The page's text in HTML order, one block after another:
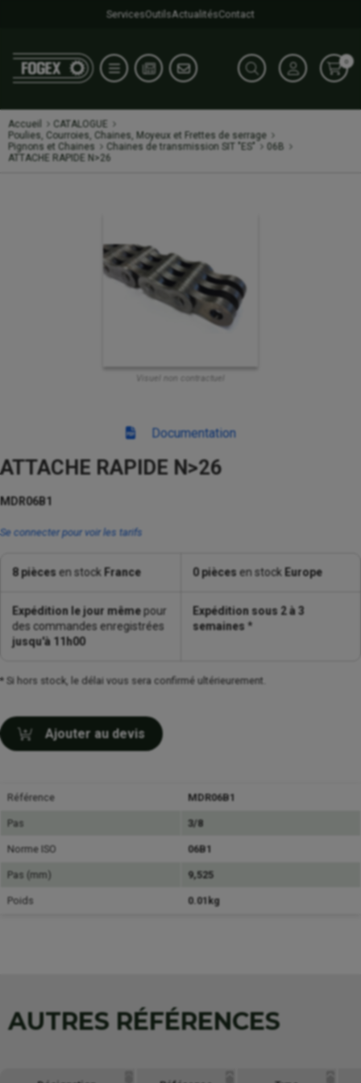
ServicesOutilsActualitésContact
0
Accueil
CATALOGUE
Poulies, Courroies, Chaines, Moyeux et Frettes de serrage
Pignons et Chaines
Chaines de transmission SIT "ES"
06B
ATTACHE RAPIDE N>26
Visuel non contractuel
Documentation
ATTACHE RAPIDE N>26
MDR06B1
Se connecter pour voir les tarifs
8 piècesen stock France 0 piècesen stock Europe
Expédition le jour mêmepour
des commandes enregistrées
jusqu'à 11h00
Expédition sous 2 à 3
semaines *
* Si hors stock, le délai vous sera confirmé ultérieurement.
Ajouter au devis
Référence MDR06B1
Pas 3/8
Norme ISO 06B1
Pas (mm) 9,525
Poids 0.01kg
AUTRES RÉFÉRENCES